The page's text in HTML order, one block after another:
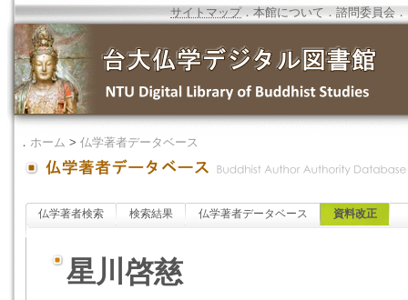
サイトマップ．本館について ．諮問委員会 ．
． ホーム > 仏学著者データベース
仏学著者検索 検索結果 仏学著者データベース 資料改正
星川啓慈